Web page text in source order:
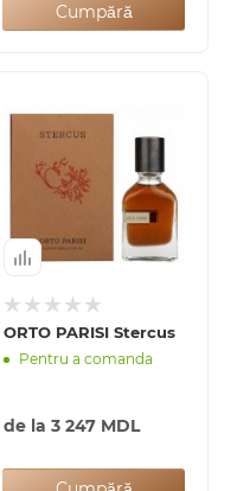
Cumpără
ORTO PARISI Stercus
Pentru a comanda
de la 3 247 MDL